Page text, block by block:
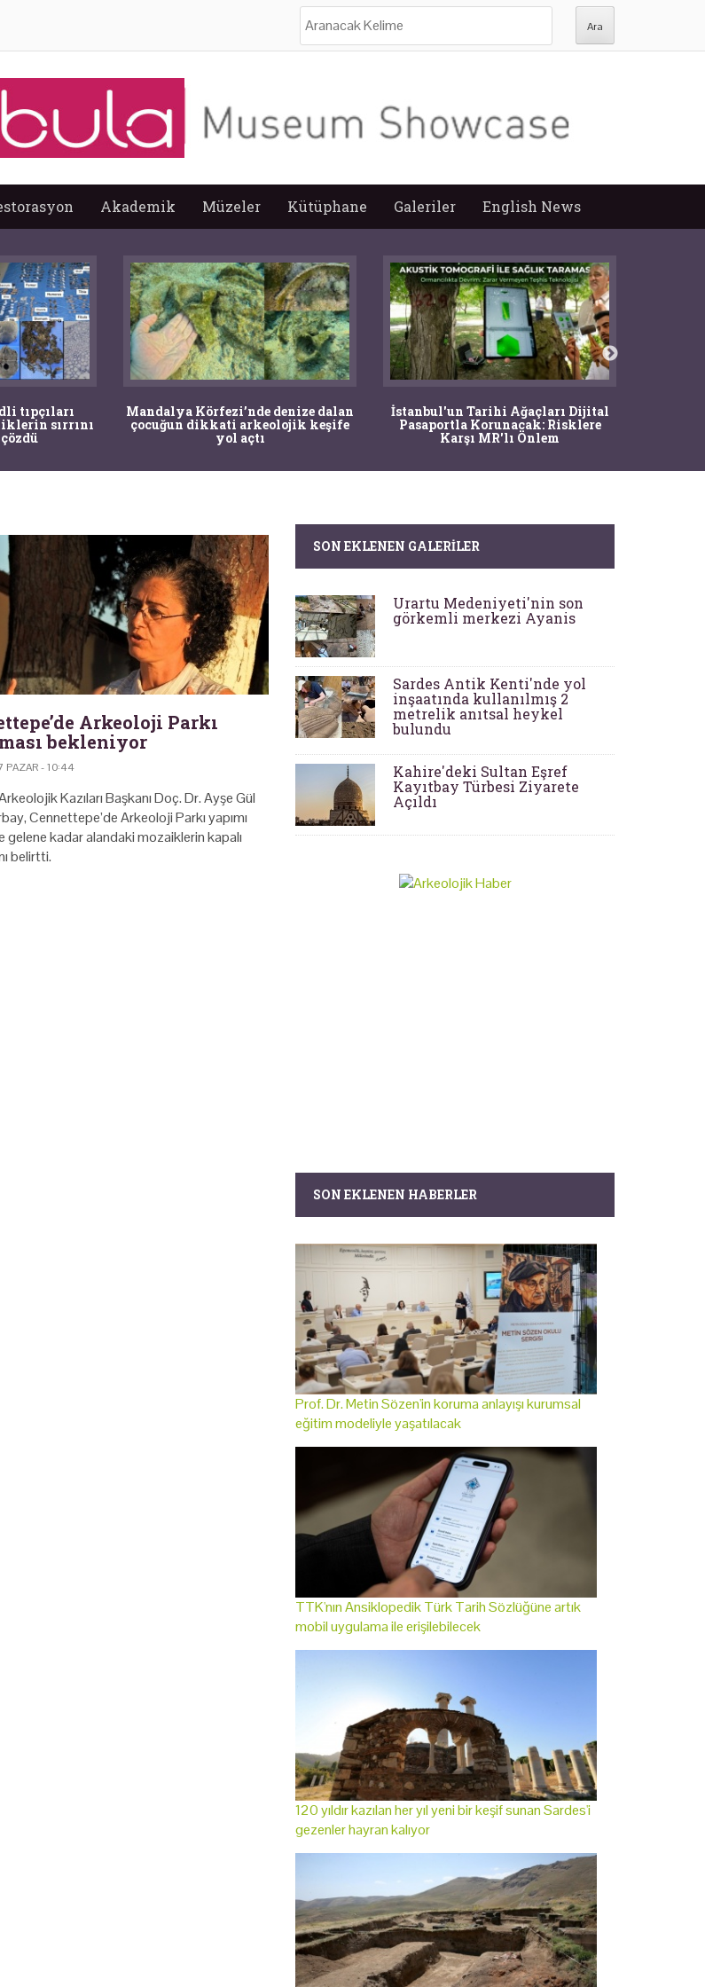
Akademik Müzeler Kütüphane Galeriler English News
tıpçıları
sırrını
Mandalya Körfezi’nde denize dalan
çocuğun dikkati arkeolojik keşife
yol açtı
İstanbul'un Tarihi Ağaçları Dijital
Pasaportla Korunacak: Risklere
Karşı MR'lı Önlem
Arkeoloji Parkı
bekleniyor
PAZAR - 10:44
Kazıları Başkanı Doç. Dr. Ayşe Gül
Cennettepe’de Arkeoloji Parkı yapımı
gelene kadar alandaki mozaiklerin kapalı
belirtti.
SON EKLENEN GALERILER
Urartu Medeniyeti'nin son
görkemli merkezi Ayanis
Sardes Antik Kenti'nde yol
inşaatında kullanılmış 2
metrelik anıtsal heykel
bulundu
Kahire'deki Sultan Eşref
Kayıtbay Türbesi Ziyarete
Açıldı
SON EKLENEN HABERLER
Prof. Dr. Metin Sözen'in koruma anlayışı kurumsal
eğitim modeliyle yaşatılacak
TTK'nın Ansiklopedik Türk Tarih Sözlüğüne artık
mobil uygulama ile erişilebilecek
120 yıldır kazılan her yıl yeni bir keşif sunan Sardes'i
gezenler hayran kalıyor